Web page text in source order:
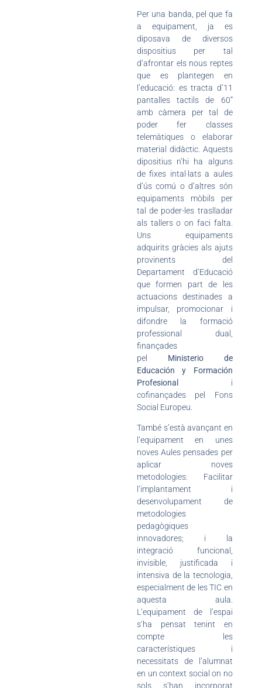
Per una banda, pel que fa
a equipament, ja es
diposava de diversos
dispositius per tal
d’afrontar els nous reptes
que es plantegen en
l’educació: es tracta d’11
pantalles tactils de 60”
amb càmera per tal de
poder fer classes
telemàtiques o elaborar
material didàctic. Aquests
dipositius n’hi ha alguns
de fixes intal·lats a aules
d’ús comú o d’altres són
equipaments mòbils per
tal de poder-les traslladar
als tallers o on faci falta.
Uns equipaments
adquirits gràcies als ajuts
provinents del
Departament d’Educació
que formen part de les
actuacions destinades a
impulsar, promocionar i
difondre la formació
professional dual,
finançades
pel Ministerio de
Educación y Formación
Profesional i
cofinançades pel Fons
Social Europeu.
També s’està avançant en
l’equipament en unes
noves Aules pensades per
aplicar noves
metodologies: Facilitar
l’implantament i
desenvolupament de
metodologies
pedagògiques
innovadores; i la
integració funcional,
invisible, justificada i
intensiva de la tecnologia,
especialment de les TIC en
aquesta aula.
L’equipament de l’espai
s’ha pensat tenint en
compte les
característiques i
necessitats de l’alumnat
en un context social on no
sols s’han incorporat